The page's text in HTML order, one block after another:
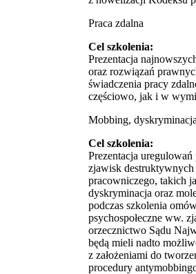
Praca zdalna
Cel szkolenia:
Prezentacja
oraz rozwiązań
świadczenia pracy
częściowo, jak i w
Mobbing,
Cel szkolenia:
Prezentacja
zjawisk destruktywnych
pracowniczego, takich
dyskryminacja oraz
podczas szkolenia
psychospołeczne ww.
orzecznictwo Sądu
będą mieli nadto
z założeniami do
procedury